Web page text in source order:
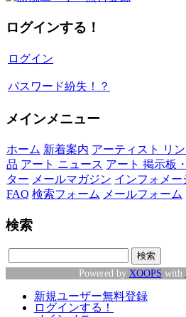
ログインする！
ログイン
パスワード紛失！？
メインメニュー
ホーム 新着案内 アーティスト リ
品 アート ニュース アート 掲示板
ター メールマガジン インフォメー
FAQ 検索フォーム メールフォーム
検索
Powered by XOOPS with
新規ユーザー無料登録
ログインする！